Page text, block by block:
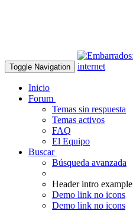
Toggle Navigation
Inicio
Forum
Temas sin respuesta
Temas activos
FAQ
El Equipo
Buscar
Búsqueda avanzada
Header intro example
Demo link no icons
Demo link no icons